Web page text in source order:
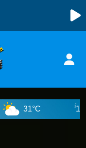
31°C 12 Ago